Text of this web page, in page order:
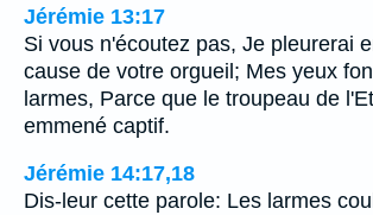
Jérémie 13:17
Si vous n'écoutez pas, Je pleurerai
cause de votre orgueil; Mes yeux
larmes, Parce que le troupeau de
emmené captif.
Jérémie 14:17,18
Dis-leur cette parole: Les larmes